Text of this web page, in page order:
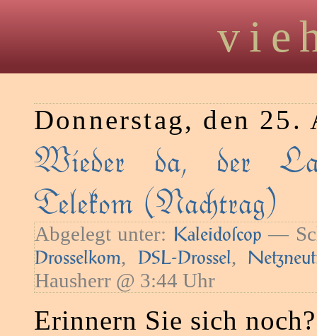
Donnerstag, den
Wieder da, der
Telekom (Natrag)
Abgelegt unter: Kaleidoſcop —
Drosselkom, DSL-Drossel,
Hausherr @ 3:44 Uhr
Erinnern Sie sich noch?